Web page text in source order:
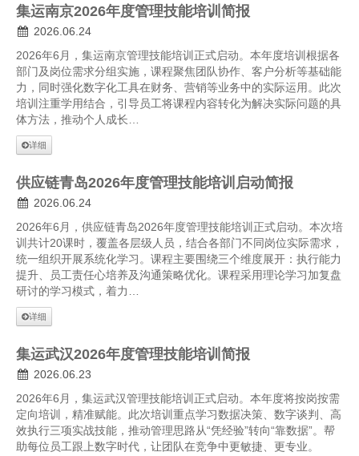
集运南京2026年度管理技能培训简报
2026.06.24
2026年6月，集运南京管理技能培训正式启动。本年度培训根据各
部门及岗位需求分组实施，课程聚焦团队协作、客户分析等基础能
力，同时强化数字化工具在财务、营销等业务中的实际运用。此次
培训注重学用结合，引导员工将课程内容转化为解决实际问题的具
体方法，推动个人成长…
详细
供应链青岛2026年度管理技能培训启动简报
2026.06.24
2026年6月，供应链青岛2026年度管理技能培训正式启动。本次培
训共计20课时，覆盖各层级人员，结合各部门不同岗位实际需求，
统一组织开展系统化学习。课程主要围绕三个维度展开：执行能力
提升、员工责任心培养及沟通策略优化。课程采用理论学习加复盘
研讨的学习模式，着力…
详细
集运武汉2026年度管理技能培训简报
2026.06.23
2026年6月，集运武汉管理技能培训正式启动。本年度将按岗按需
定向培训，精准赋能。此次培训重点学习数据决策、数字谈判、高
效执行三项实战技能，推动管理思路从“凭经验”转向“靠数据”。帮
助每位员工跟上数字时代，让团队在竞争中更敏捷、更专业。